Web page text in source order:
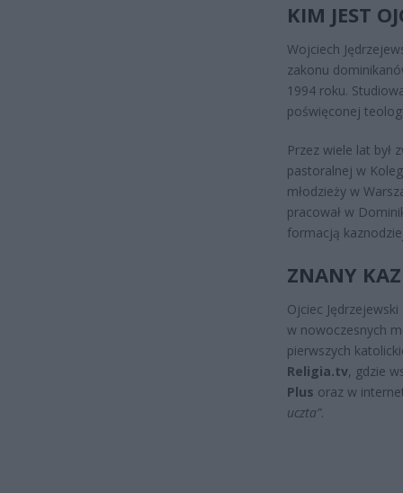
KIM JEST
Wojciech
zakonu
1994 roku.
poświęconej
Przez wiele lat był
pastoralnej w
młodzieży w
pracował w
formacją
ZNANY
Ojciec
w nowoczesnych
pierwszych
Religia.tv, gdzie
Plus oraz w
uczta”.